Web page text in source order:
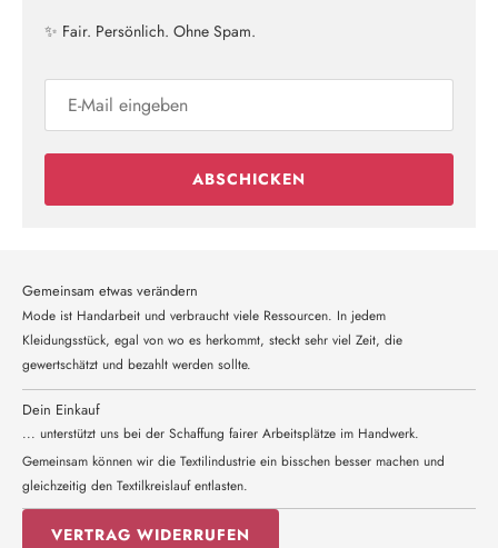
✨ Fair. Persönlich. Ohne Spam.
ABSCHICKEN
Gemeinsam etwas verändern
Mode ist Handarbeit und verbraucht viele Ressourcen. In jedem
Kleidungsstück, egal von wo es herkommt, steckt sehr viel Zeit, die
gewertschätzt und bezahlt werden sollte.
Dein Einkauf
... unterstützt uns bei der Schaffung fairer Arbeitsplätze im Handwerk.
Gemeinsam können wir die Textilindustrie ein bisschen besser machen und
gleichzeitig den Textilkreislauf entlasten.
VERTRAG WIDERRUFEN